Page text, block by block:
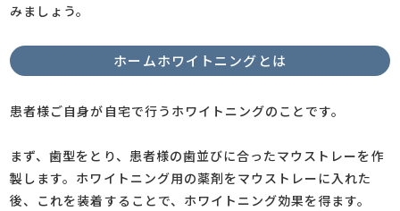
みましょう。
ホームホワイトニングとは
患者様ご自身が自宅で行うホワイトニングのことです。
まず、歯型をとり、患者様の歯並びに合ったマウストレーを作
製します。ホワイトニング用の薬剤をマウストレーに入れた
後、これを装着することで、ホワイトニング効果を得ます。